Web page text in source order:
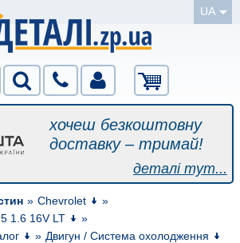
UA
хочеш безкоштовну
доставку – тримай!
деталі тут...
» Chevrolet
»
1.6 16V LT
»
» Двигун / Система охолодження